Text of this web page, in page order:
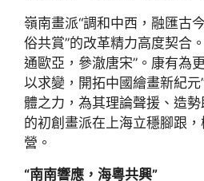
嶺南畫派“調和中西，融匯古
俗共賞”的改革精力高度契合
通歐亞，參澈唐宋”。康有為
以求變，開拓中國繪畫新紀
體之力，為其理論聲援、造
的初創畫派在上海立穩腳跟
營。
“南南響應，海粵共興”